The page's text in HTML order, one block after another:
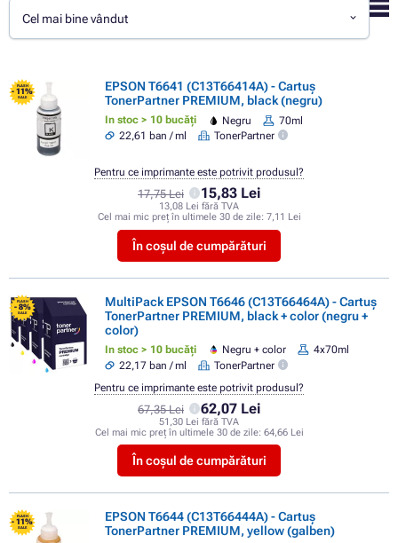
Cel mai bine vândut
FLASH
- 11%
SALE
EPSON T6641 (C13T66414A) - Cartuș
TonerPartner PREMIUM, black (negru)
In stoc > 10 bucăți Negru
70ml
22,61 ban / ml
TonerPartner
17,75 Lei 15,83 Lei
13,08 Lei fără TVA
Cel mai mic preț în ultimele 30 de zile: 7,11 Lei
În coșul de cumpărături
Pentru ce imprimante este potrivit produsul?
FLASH
- 8%
SALE
MultiPack EPSON T6646 (C13T66464A) - Cartuș
TonerPartner PREMIUM, black + color (negru +
color)
In stoc > 10 bucăți Negru + color
4x70ml
22,17 ban / ml
TonerPartner
67,35 Lei 62,07 Lei
51,30 Lei fără TVA
Cel mai mic preț în ultimele 30 de zile: 64,66 Lei
În coșul de cumpărături
Pentru ce imprimante este potrivit produsul?
FLASH
- 11%
SALE
EPSON T6644 (C13T66444A) - Cartuș
TonerPartner PREMIUM, yellow (galben)